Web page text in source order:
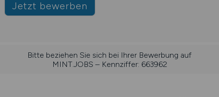
Jetzt bewerben
Bitte beziehen Sie sich bei Ihrer Bewerbung auf
MINT.JOBS – Kennziffer: 663962